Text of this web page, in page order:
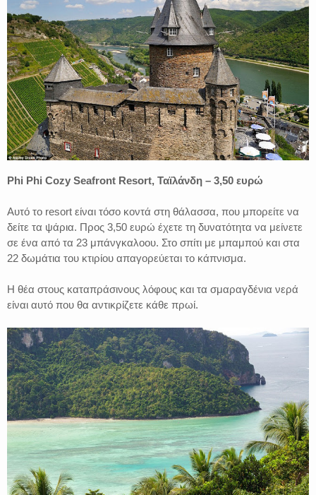
Phi Phi Cozy Seafront Resort, Ταϊλάνδη – 3,50 ευρώ
Αυτό το resort είναι τόσο κοντά στη θάλασσα, που μπορείτε να
δείτε τα ψάρια. Προς 3,50 ευρώ έχετε τη δυνατότητα να μείνετε
σε ένα από τα 23 μπάνγκαλοου. Στο σπίτι με μπαμπού και στα
22 δωμάτια του κτιρίου απαγορεύεται το κάπνισμα.
Η θέα στους καταπράσινους λόφους και τα σμαραγδένια νερά
είναι αυτό που θα αντικρίζετε κάθε πρωί.